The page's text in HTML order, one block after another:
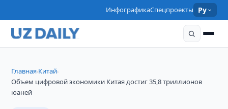
ИнфографикаСпецпроекты Ру
Главная›Китай›
Объем цифровой экономики Китая достиг 35,8 триллионов
юаней